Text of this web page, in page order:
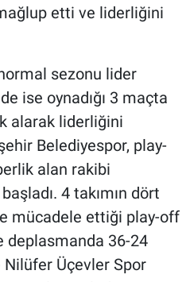
etti ve liderliğini
sezonu lider
ise oynadığı 3 maçta
alarak liderliğini
Belediyespor, play-
alan rakibi
4 takımın dört
mücadele ettiği play-off
deplasmanda 36-24
Üçevler Spor